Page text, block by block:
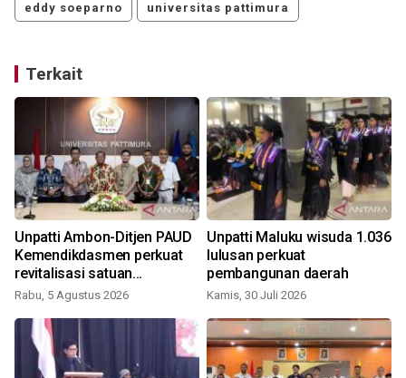
eddy soeparno universitas pattimura
Terkait
Unpatti Ambon-Ditjen PAUD
Kemendikdasmen perkuat
revitalisasi satuan
pendidikan
Rabu, 5 Agustus 2026
Unpatti Maluku wisuda 1.036
lulusan perkuat
pembangunan daerah
Kamis, 30 Juli 2026